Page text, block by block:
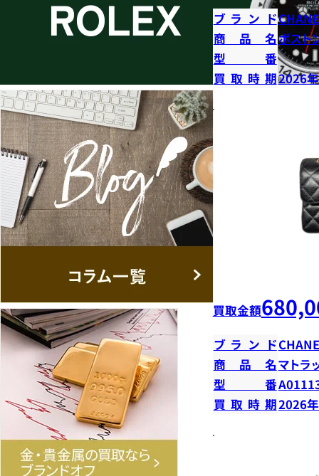
ブランド
商品名ボスト
型番
買取時期2026
買取金額
ブランド
商品名マトラ
型番
買取時期2026